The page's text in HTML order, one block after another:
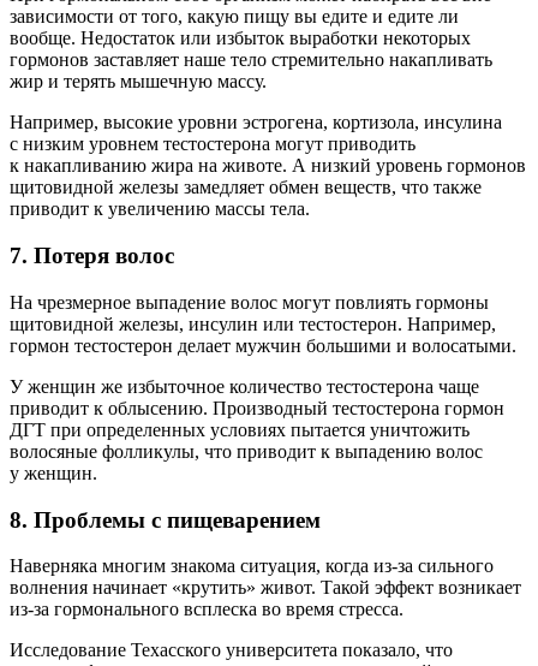
зависимости от того, какую пищу вы едите и едите ли
вообще. Недостаток или избыток выработки некоторых
гормонов заставляет наше тело стремительно накапливать
жир и терять мышечную массу.
Например, высокие уровни эстрогена, кортизола, инсулина
с низким уровнем тестостерона могут приводить
к накапливанию жира на животе. А низкий уровень гормонов
щитовидной железы замедляет обмен веществ, что также
приводит к увеличению массы тела.
7. Потеря волос
На чрезмерное выпадение волос могут повлиять гормоны
щитовидной железы, инсулин или тестостерон. Например,
гормон тестостерон делает мужчин большими и волосатыми.
У женщин же избыточное количество тестостерона чаще
приводит к облысению. Производный тестостерона гормон
ДГТ при определенных условиях пытается уничтожить
волосяные фолликулы, что приводит к выпадению волос
у женщин.
8. Проблемы с пищеварением
Наверняка многим знакома ситуация, когда из-за сильного
волнения начинает «крутить» живот. Такой эффект возникает
из-за гормонального всплеска во время стресса.
Исследование Техасского университета показало, что